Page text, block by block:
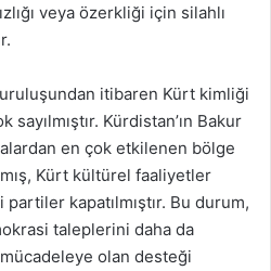
veya özerkliği için silahlı
itibaren Kürt kimliği
Kürdistan’ın Bakur
en çok etkilenen bölge
Kürt kültürel faaliyetler
kapatılmıştır. Bu durum,
taleplerini daha da
olan desteği